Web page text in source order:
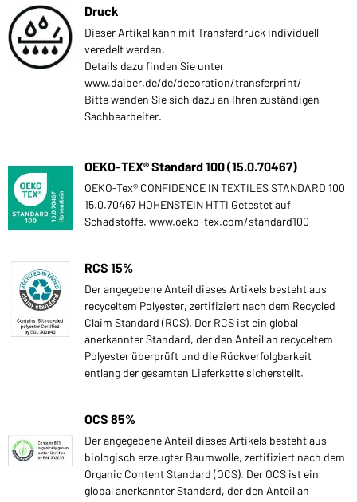
Druck
Dieser Artikel kann mit Transferdruck individuell
veredelt werden.
Details dazu finden Sie unter
www.daiber.de/de/decoration/transferprint/
Bitte wenden Sie sich dazu an Ihren zuständigen
Sachbearbeiter.
OEKO-TEX® Standard 100 (15.0.70467)
OEKO-Tex® CONFIDENCE IN TEXTILES STANDARD 100
15.0.70467 HOHENSTEIN HTTI Getestet auf
Schadstoffe. www.oeko-tex.com/standard100
RCS 15%
Der angegebene Anteil dieses Artikels besteht aus
recyceltem Polyester, zertifiziert nach dem Recycled
Claim Standard (RCS). Der RCS ist ein global
anerkannter Standard, der den Anteil an recyceltem
Polyester überprüft und die Rückverfolgbarkeit
entlang der gesamten Lieferkette sicherstellt.
OCS 85%
Der angegebene Anteil dieses Artikels besteht aus
biologisch erzeugter Baumwolle, zertifiziert nach dem
Organic Content Standard (OCS). Der OCS ist ein
global anerkannter Standard, der den Anteil an